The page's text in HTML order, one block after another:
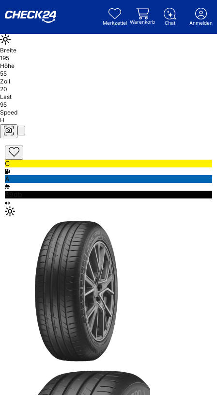
Merkzettel Warenkorb Chat Anmelden
Breite
195
Höhe
55
Zoll
20
Last
95
Speed
H
C
A
69db